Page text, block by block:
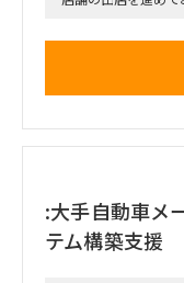
で効率をあげよう
:大手自動車メ
テム構築支援